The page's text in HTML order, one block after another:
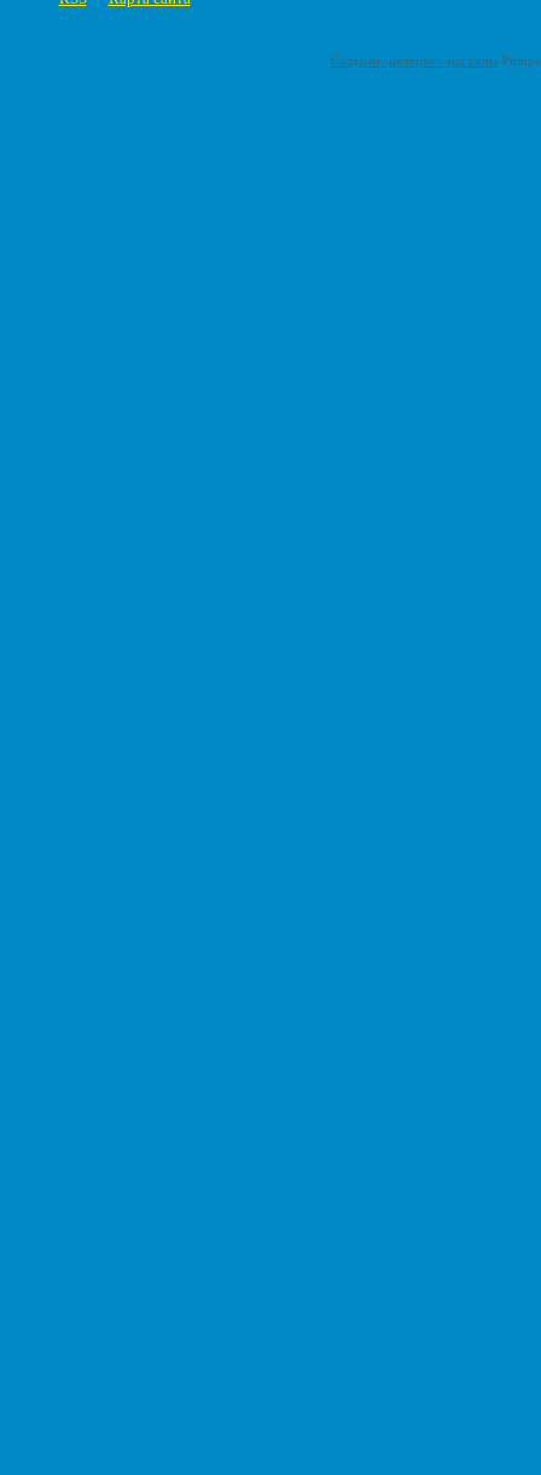
Создание интернет-магазина